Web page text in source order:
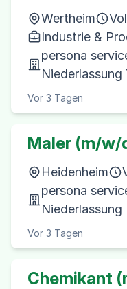
Wertheim
Industrie &
persona
Vor 3 Tagen
Maler (m/w/
Heidenheim
persona
Niederlassung
Vor 3 Tagen
Chemikant